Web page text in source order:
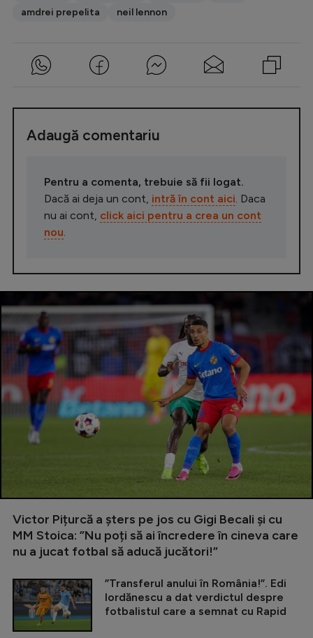
amdrei prepelita
neil lennon
Adaugă comentariu
Pentru a comenta, trebuie să fii logat.
Dacă ai deja un cont, intră în cont aici . Daca
nu ai cont, click aici pentru a crea un cont
nou
Victor Pițurcă a șters pe jos cu Gigi Becali și cu
MM Stoica: ”Nu poți să ai încredere în cineva care
nu a jucat fotbal să aducă jucători!”
”Transferul anului în România!”. Edi
Iordănescu a dat verdictul despre
fotbalistul care a semnat cu Rapid